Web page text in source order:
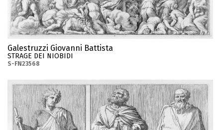
Galestruzzi Giovanni Battista
STRAGE DEI NIOBIDI
S-FN23568